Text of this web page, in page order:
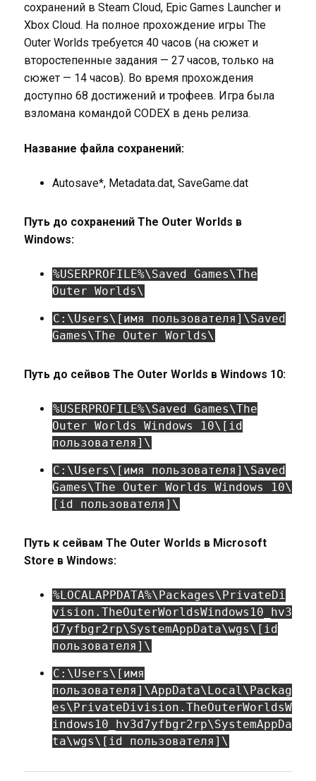
сохранений в Steam Cloud, Epic Games Launcher и
Xbox Cloud. На полное прохождение игры The
Outer Worlds требуется 40 часов (на сюжет и
второстепенные задания — 27 часов, только на
сюжет — 14 часов). Во время прохождения
доступно 68 достижений и трофеев. Игра была
взломана командой CODEX в день релиза.
Название файла сохранений:
Autosave*, Metadata.dat, SaveGame.dat
Путь до сохранений The Outer Worlds в
Windows:
%USERPROFILE%\Saved Games\The
Outer Worlds\
C:\Users\[имя пользователя]\Saved
Games\The Outer Worlds\
Путь до сейвов The Outer Worlds в Windows 10:
%USERPROFILE%\Saved Games\The
Outer Worlds Windows 10\[id
пользователя]\
C:\Users\[имя пользователя]\Saved
Games\The Outer Worlds Windows 10\
[id пользователя]\
Путь к сейвам The Outer Worlds в Microsoft
Store в Windows:
%LOCALAPPDATA%\Packages\PrivateDi
vision.TheOuterWorldsWindows10_hv3
d7yfbgr2rp\SystemAppData\wgs\[id
пользователя]\
C:\Users\[имя
пользователя]\AppData\Local\Packag
es\PrivateDivision.TheOuterWorldsW
indows10_hv3d7yfbgr2rp\SystemAppDa
ta\wgs\[id пользователя]\